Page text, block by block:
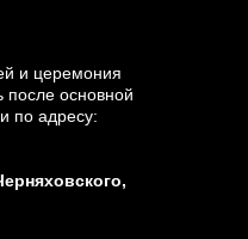
и церемония
после основной
по адресу: